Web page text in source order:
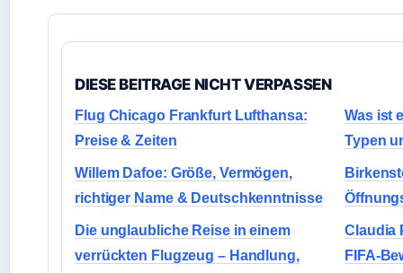
DIESE BEITRAGE NICHT VERPASSEN
Flug Chicago Frankfurt Lufthansa:
Preise & Zeiten
Was ist
Typen
Willem Dafoe: Größe, Vermögen,
richtiger Name & Deutschkenntnisse
Die unglaubliche Reise in einem
verrückten Flugzeug – Handlung,
Claudia
FIFA-